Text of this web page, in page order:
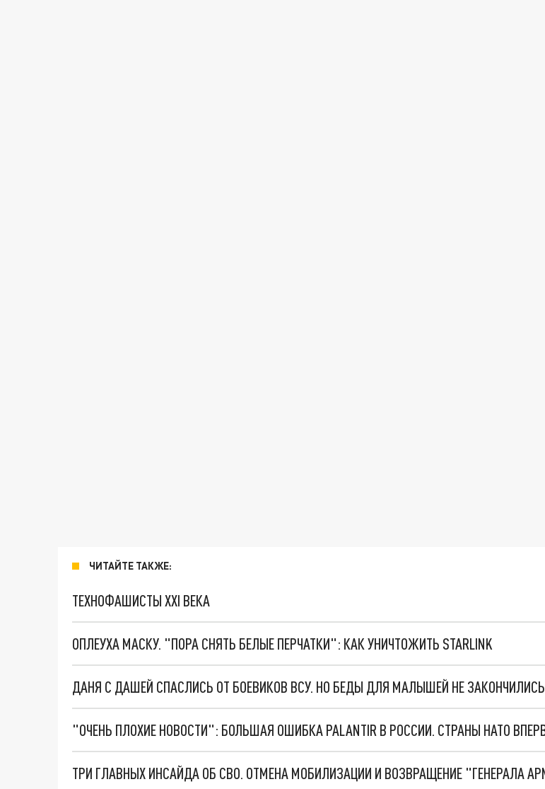
ЧИТАЙТЕ ТАКЖЕ:
ТЕХНОФАШИСТЫ XXI ВЕКА
ОПЛЕУХА МАСКУ. "ПОРА СНЯТЬ БЕЛЫЕ ПЕРЧАТКИ": КАК УНИЧТОЖИТЬ STARLINK
ДАНЯ С ДАШЕЙ СПАСЛИСЬ ОТ БОЕВИКОВ ВСУ. НО БЕДЫ ДЛЯ МАЛЫШЕЙ НЕ ЗАКОНЧИЛИСЬ